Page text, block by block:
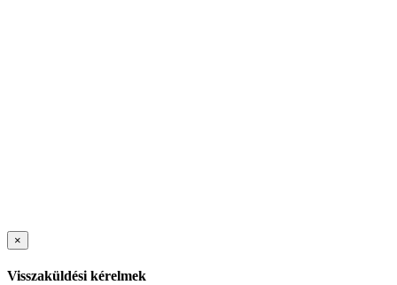
×
Visszaküldési kérelmek